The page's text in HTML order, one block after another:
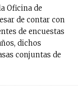
Oficina de
de contar con
de encuestas
dichos
conjuntas de